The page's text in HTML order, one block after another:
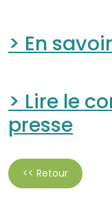
> En
> Lire le
presse
<< Retour